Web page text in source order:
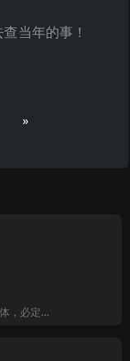
当年的事！
»
. 如不雅你有幸看到我妈妈的裸体，必定会被她胸前的那对大奶所震动。 妈妈叫柳淑容，是本市公认的金融一支花，这个称号从她毕业至今，已经保持了十年之久，现期近使妈妈三十二岁了，金融系统内每年层出不穷的年轻